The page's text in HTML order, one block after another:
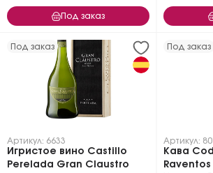
Под заказ
Под заказ
Артикул: 6633
Игристое вино Castillo
Perelada Gran Claustro
Под заказ
Артикул:
Кава
Raventos